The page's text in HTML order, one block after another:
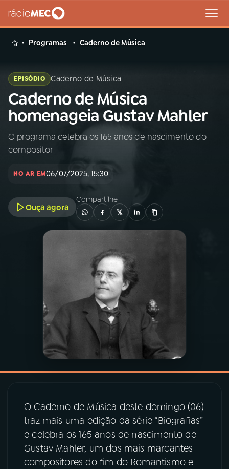
MENU
Buscar
na
Rádio
MEC
Buscar
PROGRAMAÇÃO
PODCASTS
VIDEOCASTS
08PRÊMIO RÁDIO MEC
ACOMPANHE A RÁDIO MEC
Programas Caderno de Música
EPISÓDIO Caderno de Música
Caderno de Música
homenageia Gustav Mahler
O programa celebra os 165 anos de nascimento do
compositor
NO AR EM06/07/2025, 15:30
Ouça agora
Compartilhe
O Caderno de Música deste domingo (06)
traz mais uma edição da série “Biografias”
e celebra os 165 anos de nascimento de
Gustav Mahler, um dos mais marcantes
compositores do fim do Romantismo e